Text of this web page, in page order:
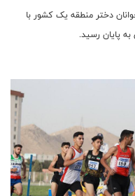
دختر منطقه یک کشور با
پایان رسید.